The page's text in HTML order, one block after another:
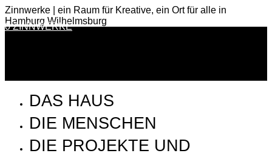
Zinnwerke | ein Raum für Kreative, ein Ort für alle in
Hamburg Wilhelmsburg
0 ZINNWERKE
DAS HAUS
DIE MENSCHEN
DIE PROJEKTE UND